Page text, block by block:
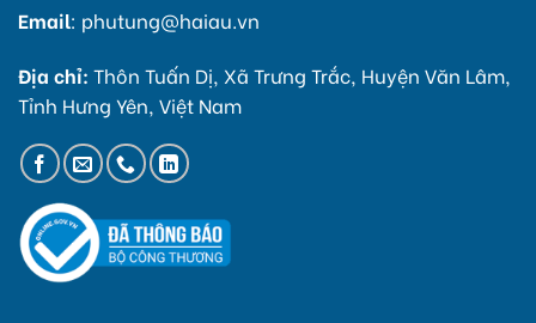
Email: phutung@haiau.vn
Địa chỉ: Thôn Tuấn Dị, Xã Trưng Trắc, Huyện Văn Lâm,
Tỉnh Hưng Yên, Việt Nam